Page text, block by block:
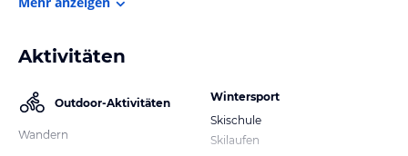
Aktivitäten
Outdoor-Aktivitäten
Wandern
Wintersport
Skischule
Skilaufen